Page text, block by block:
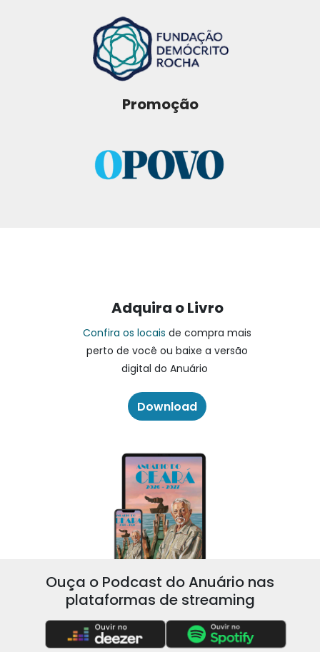
Promoção
Adquira o Livro
Confira os locais de compra mais
perto de você ou baixe a versão
digital do Anuário
Download
Ouça o Podcast do Anuário nas
plataformas de streaming